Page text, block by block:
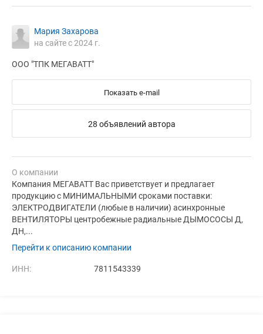
Мария Захарова
на сайте с 2024 г.
ООО "ТПК МЕГАВАТТ"
Показать e-mail
28 объявлений автора
О компании
Компания МЕГАВАТТ Вас приветствует и предлагает
продукцию с МИНИМАЛЬНЫМИ сроками поставки:
ЭЛЕКТРОДВИГАТЕЛИ (любые в наличии) асинхронные
ВЕНТИЛЯТОРЫ центробежные радиальные ДЫМОСОСЫ Д,
ДН,...
Перейти к описанию компании
ИНН: 7811543339